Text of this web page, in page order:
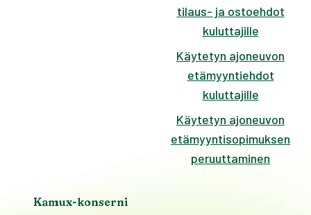
tilaus- ja ostoehdot
kuluttajille
Käytetyn ajoneuvon
etämyyntiehdot
kuluttajille
Käytetyn ajoneuvon
etämyyntisopimuksen
peruuttaminen
Kamux-konserni